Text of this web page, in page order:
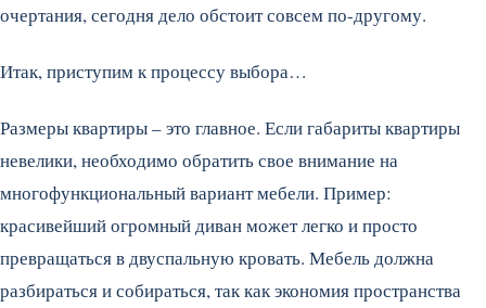
очертания, сегодня дело обстоит совсем по-другому.
Итак, приступим к процессу выбора…
Размеры квартиры – это главное. Если габариты квартиры
невелики, необходимо обратить свое внимание на
многофункциональный вариант мебели. Пример:
красивейший огромный диван может легко и просто
превращаться в двуспальную кровать. Мебель должна
разбираться и собираться, так как экономия пространства